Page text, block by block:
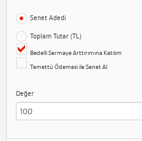
Senet Adedi
Toplam Tutar (TL)
Bedelli Sermaye Arttırımına Katılım
Temettü Ödemesi ile Senet Al
Değer